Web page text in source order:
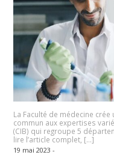
La Faculté de médecine
commun aux expertises
(CIB) qui regroupe 5
lire l’article complet, […]
19 mai 2023 -